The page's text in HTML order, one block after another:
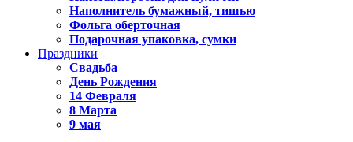
Наполнитель бумажный, тишью
Фольга оберточная
Подарочная упаковка, сумки
Праздники
Свадьба
День Рождения
14 Февраля
8 Марта
9 мая